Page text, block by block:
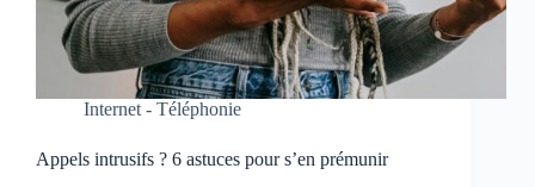
Internet - Téléphonie
Appels intrusifs ? 6 astuces pour s’en prémunir